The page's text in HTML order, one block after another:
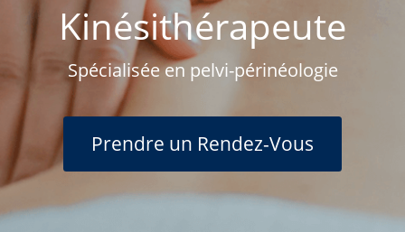
Kinésithérapeute
Spécialisée en pelvi-périnéologie
Prendre un Rendez-Vous